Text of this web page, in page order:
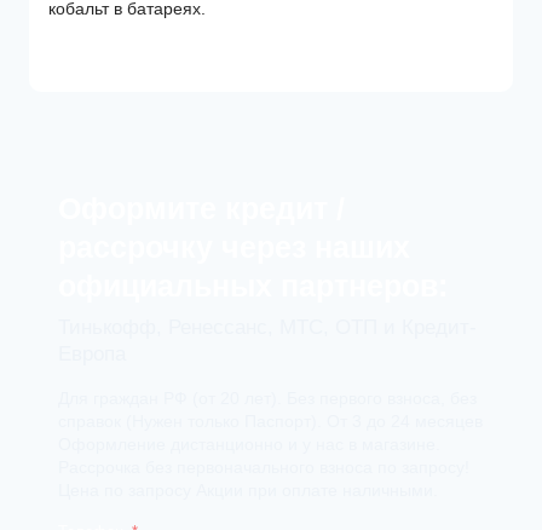
кобальт в батареях.